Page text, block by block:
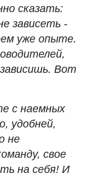
сказать:
зависеть -
уже опыте.
Вот
с наемных
удобней,
не
свое
на себя! И